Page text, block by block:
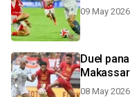
09 May
Duel
08 May